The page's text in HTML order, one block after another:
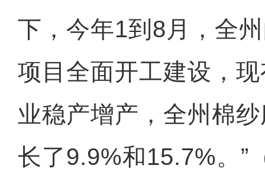
下，今年1到8月，全
项目全面开工建设，
业稳产增产，全州棉
长了9.9%和15.7%。”